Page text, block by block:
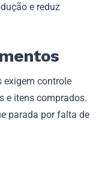
e reduz
exigem controle
e itens comprados.
parada por falta de